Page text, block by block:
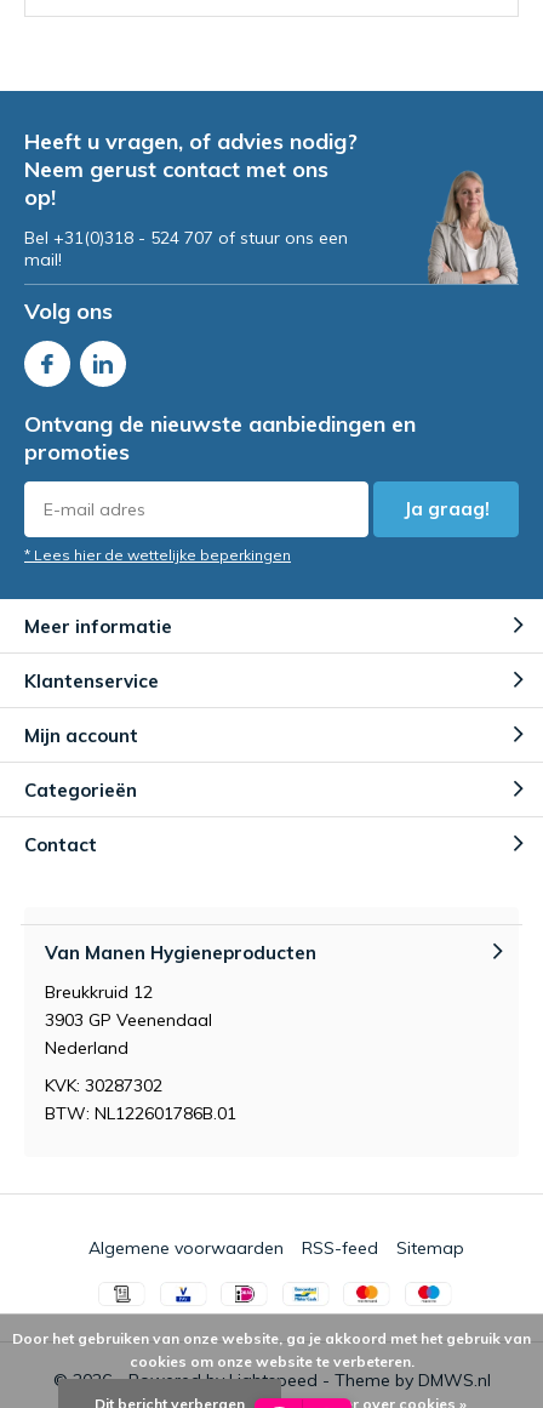
verzonden en altijd discreet verpakt aan huis.
Heeft u vragen, of advies nodig?
Neem gerust contact met ons
op!
Bel +31(0)318 - 524 707 of stuur ons een
mail!
Volg ons
Ontvang de nieuwste aanbiedingen en
promoties
Ja graag!
* Lees hier de wettelijke beperkingen
Meer informatie
Klantenservice
Mijn account
Categorieën
Contact
Van Manen Hygieneproducten
Breukkruid 12
3903 GP Veenendaal
Nederland
KVK: 30287302
BTW: NL122601786B.01
© 2026 - Powered byLightspeed - Theme by DMWS.nl
Algemene voorwaarden RSS-feed Sitemap
Door het gebruiken van onze website, ga je akkoord met het gebruik van
cookies om onze website te verbeteren.
Dit bericht verbergen Meer over cookies »